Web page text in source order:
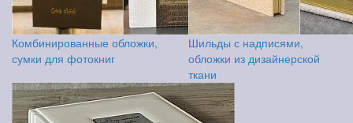
Комбинированные обложки,
сумки для фотокниг
Шильды с надписями,
обложки из дизайнерской
ткани